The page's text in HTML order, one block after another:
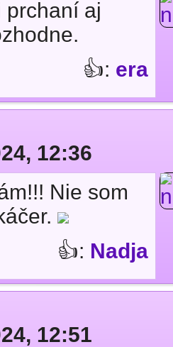
prchaní aj
👍: era
12:36
Nie som
👍: Nadja
12:51